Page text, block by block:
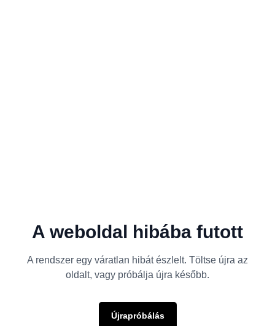
A weboldal hibába futott
A rendszer egy váratlan hibát észlelt. Töltse újra az
oldalt, vagy próbálja újra később.
Újrapróbálás